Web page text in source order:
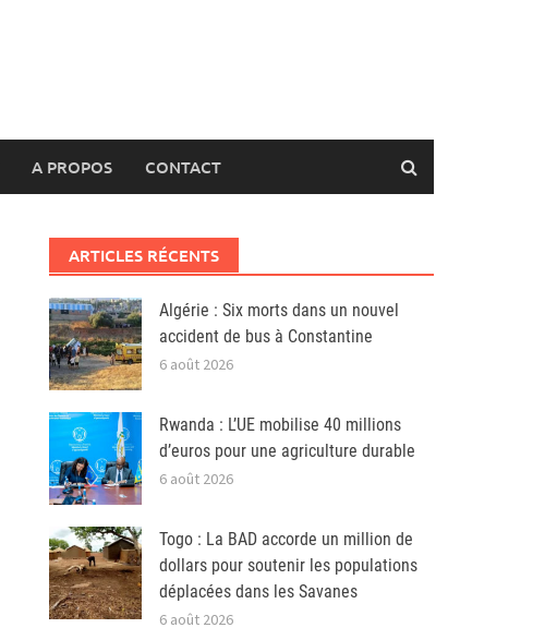
A PROPOS CONTACT
ARTICLES RÉCENTS
Algérie : Six morts dans un nouvel
accident de bus à Constantine
6 août 2026
Rwanda : L’UE mobilise 40 millions
d’euros pour une agriculture durable
6 août 2026
Togo : La BAD accorde un million de
dollars pour soutenir les populations
déplacées dans les Savanes
6 août 2026